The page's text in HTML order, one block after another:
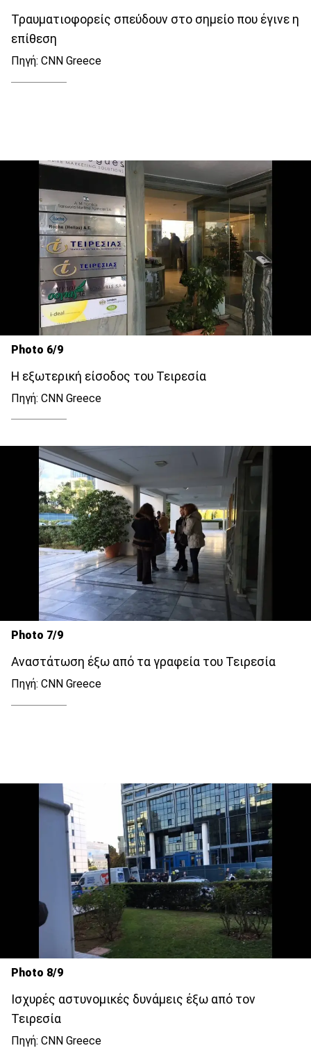
Τραυματιοφορείς σπεύδουν στο σημείο που έγινε η
επίθεση
Πηγή: CNN Greece
Photo 6/9
Η εξωτερική είσοδος του Τειρεσία
Πηγή: CNN Greece
Photo 7/9
Αναστάτωση έξω από τα γραφεία του Τειρεσία
Πηγή: CNN Greece
Photo 8/9
Ισχυρές αστυνομικές δυνάμεις έξω από τον
Τειρεσία
Πηγή: CNN Greece